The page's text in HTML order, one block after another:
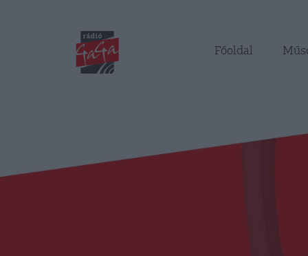
Főoldal